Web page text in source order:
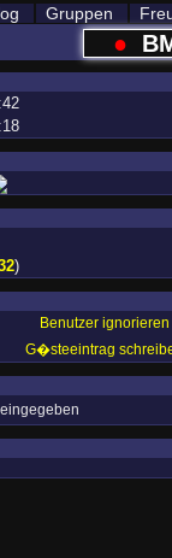
Gruppen
●
)
Benutzer ignorieren
G�steeintrag